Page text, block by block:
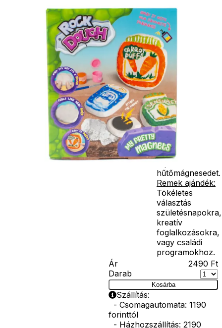
tartalmaz,
amelyből kedved
szerint
alkothatsz, így a
mágnesek igazán
egyediek
lesznek.
Egyszerű
használat:
készlet minden
szükséges
eszközt
tartalmaz, így
könnyedén
elkészítheted
hűtőmágnesedet.
Remek ajándék:
Tökéletes
választás
születésnapokra,
kreatív
foglalkozásokra,
vagy családi
programokhoz.
Ár
2490 Ft
Darab
Kosárba
Szállítás:
- Csomagautomata: 1190
forinttól
- Házhozszállítás: 2190